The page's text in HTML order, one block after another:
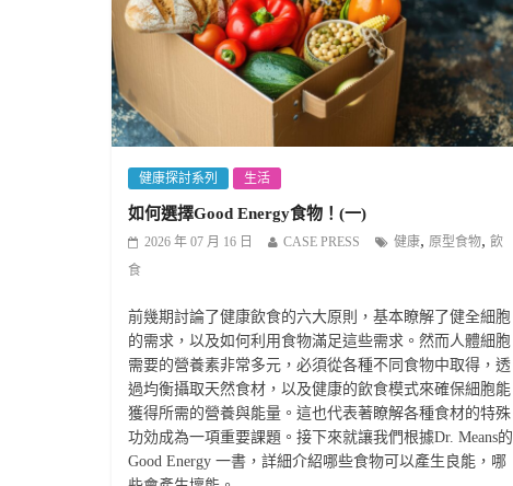
健康探討系列 生活
如何選擇Good Energy食物！(一)
2026 年 07 月 16 日 CASE PRESS 健康, 原型食物, 飲
食
前幾期討論了健康飲食的六大原則，基本瞭解了健全細胞
的需求，以及如何利用食物滿足這些需求。然而人體細胞
需要的營養素非常多元，必須從各種不同食物中取得，透
過均衡攝取天然食材，以及健康的飲食模式來確保細胞能
獲得所需的營養與能量。這也代表著瞭解各種食材的特殊
功効成為一項重要課題。接下來就讓我們根據Dr. Means的
Good Energy 一書，詳細介紹哪些食物可以產生良能，哪